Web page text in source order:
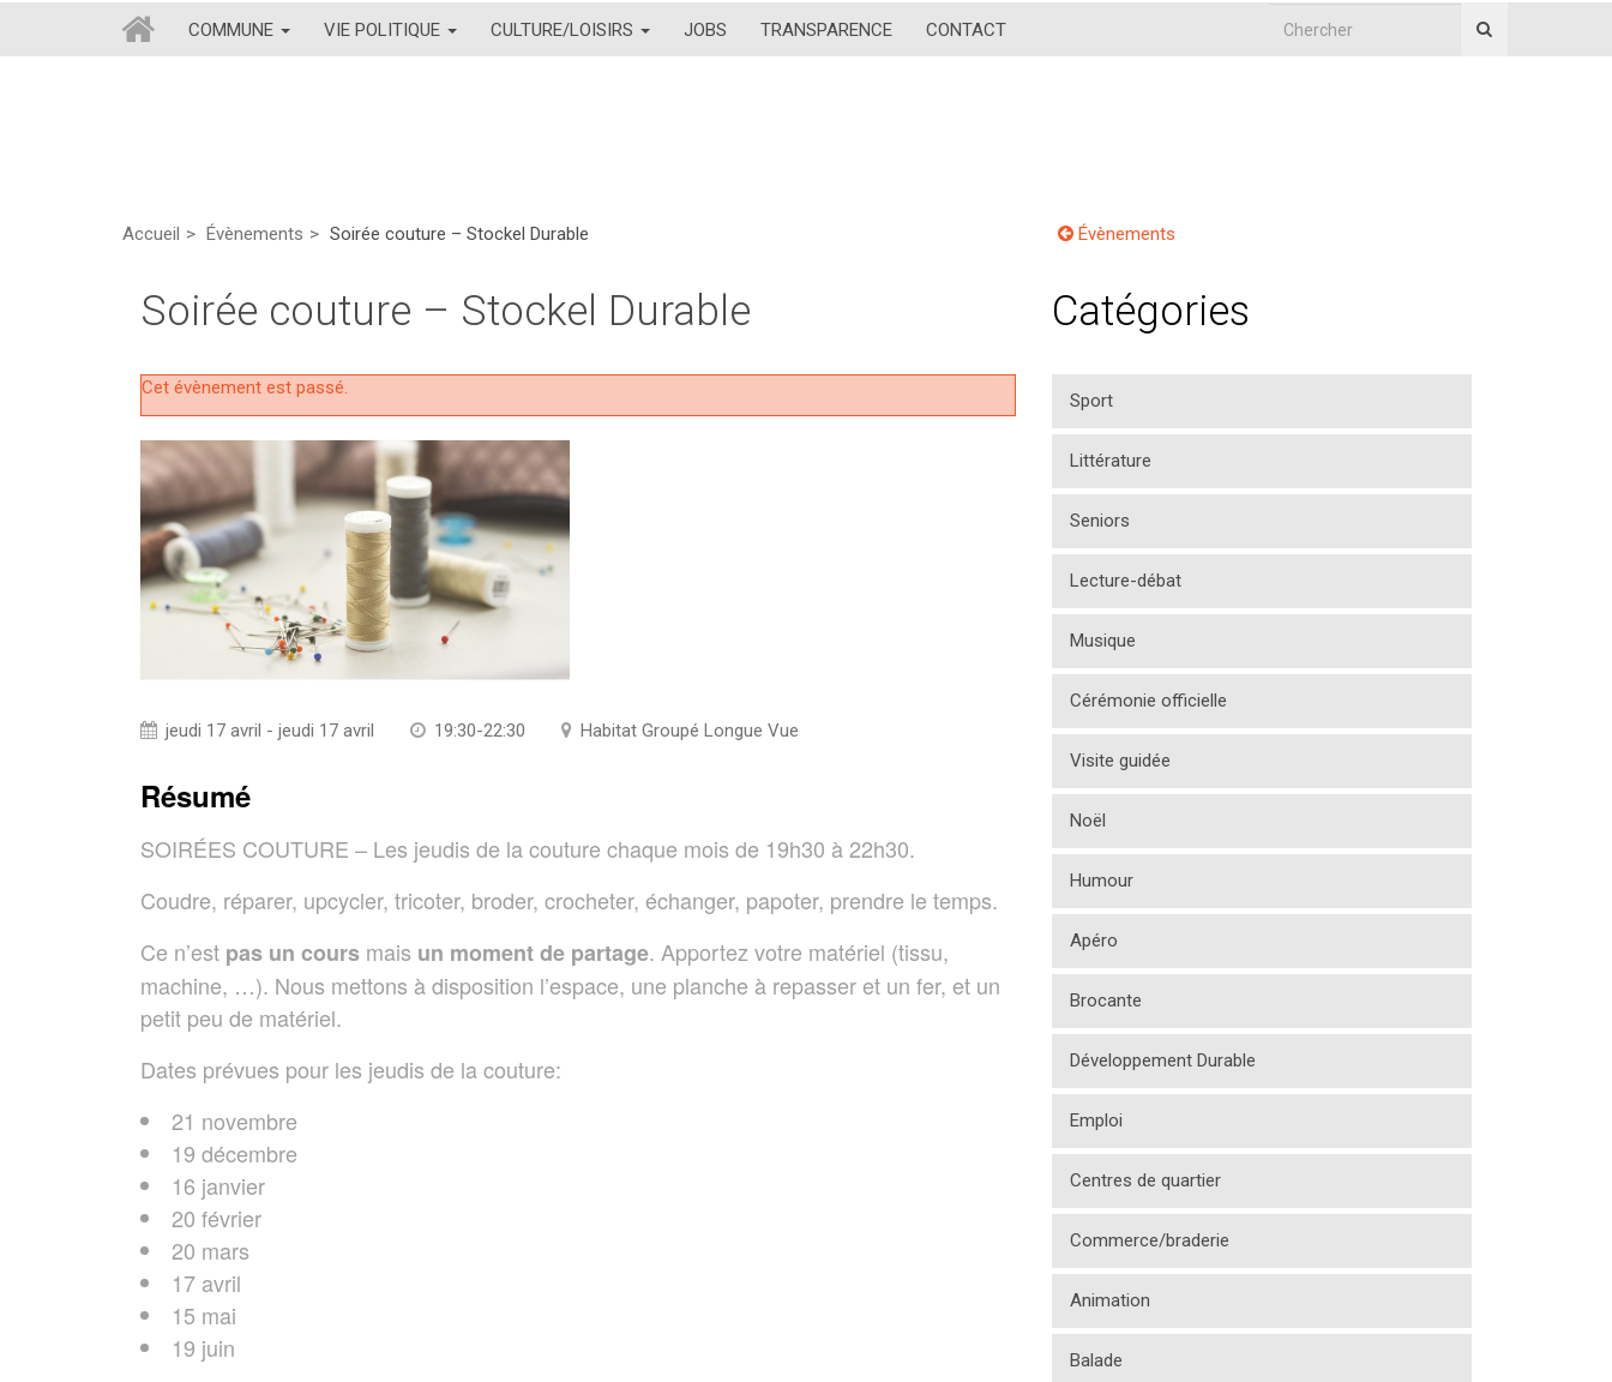
COMMUNE VIE POLITIQUE CULTURE/LOISIRS JOBS TRANSPARENCE CONTACT
Accueil Évènements Soirée couture – Stockel Durable Évènements
Soirée couture – Stockel Durable
Cet évènement est passé.
jeudi 17 avril - jeudi 17 avril 19:30-22:30 Habitat Groupé Longue Vue
Résumé
SOIRÉES COUTURE – Les jeudis de la couture chaque mois de 19h30 à 22h30.
Coudre, réparer, upcycler, tricoter, broder, crocheter, échanger, papoter, prendre le temps.
Ce n’est pas un cours mais un moment de partage. Apportez votre matériel (tissu,
machine, …). Nous mettons à disposition l’espace, une planche à repasser et un fer, et un
petit peu de matériel.
Dates prévues pour les jeudis de la couture:
21 novembre
19 décembre
16 janvier
20 février
20 mars
17 avril
15 mai
19 juin
Catégories
Sport
Littérature
Seniors
Lecture-débat
Musique
Cérémonie officielle
Visite guidée
Noël
Humour
Apéro
Brocante
Développement Durable
Emploi
Centres de quartier
Commerce/braderie
Animation
Balade